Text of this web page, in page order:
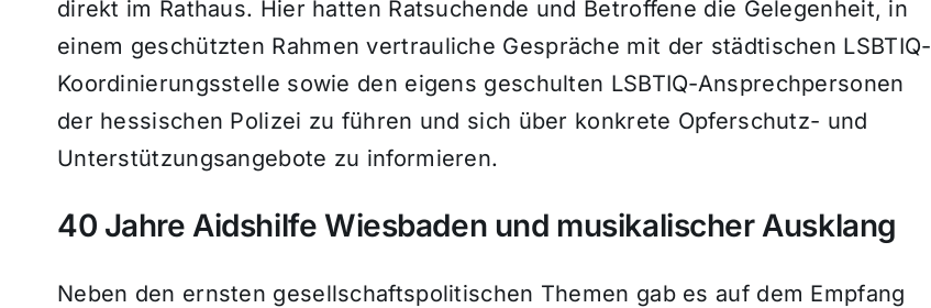
direkt im Rathaus. Hier hatten Ratsuchende und Betroffene die Gelegenheit, in
einem geschützten Rahmen vertrauliche Gespräche mit der städtischen LSBTIQ-
Koordinierungsstelle sowie den eigens geschulten LSBTIQ-Ansprechpersonen
der hessischen Polizei zu führen und sich über konkrete Opferschutz- und
Unterstützungsangebote zu informieren.
40 Jahre Aidshilfe Wiesbaden und musikalischer Ausklang
Neben den ernsten gesellschaftspolitischen Themen gab es auf dem Empfang